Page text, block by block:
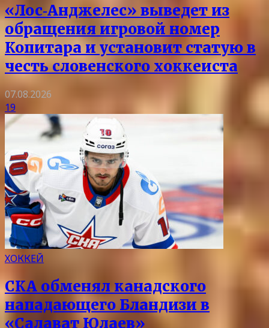
«Лос‑Анджелес» выведет из
обращения игровой номер
Копитара и установит статую в
честь словенского хоккеиста
07.08.2026
19
ХОККЕЙ
СКА обменял канадского
нападающего Бландизи в
«Салават Юлаев»